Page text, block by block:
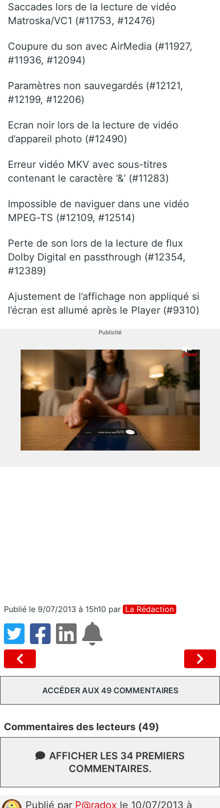
Saccades lors de la lecture de vidéo
Matroska/VC1 (#11753, #12476)
Coupure du son avec AirMedia (#11927,
#11936, #12094)
Paramètres non sauvegardés (#12121,
#12199, #12206)
Ecran noir lors de la lecture de vidéo
d’appareil photo (#12490)
Erreur vidéo MKV avec sous-titres
contenant le caractère ‘&’ (#11283)
Impossible de naviguer dans une vidéo
MPEG-TS (#12109, #12514)
Perte de son lors de la lecture de flux
Dolby Digital en passthrough (#12354,
#12389)
Ajustement de l’affichage non appliqué si
l’écran est allumé après le Player (#9310)
Publicité
Publié le 9/07/2013 à 15h10 par La Rédaction
ACCÉDER AUX 49 COMMENTAIRES
Commentaires des lecteurs (49)
AFFICHER LES 34 PREMIERS
COMMENTAIRES.
Publié par P@radox le 10/07/2013 à